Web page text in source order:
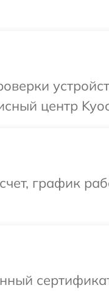
центр
график